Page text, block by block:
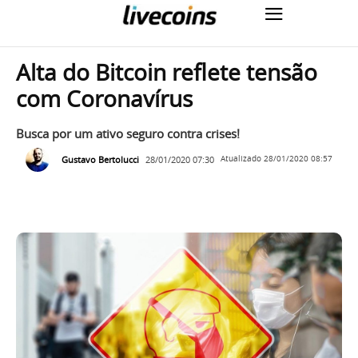
Alta do Bitcoin reflete tensão
com Coronavírus
Busca por um ativo seguro contra crises!
Gustavo Bertolucci 28/01/2020 07:30 Atualizado 28/01/2020 08:57